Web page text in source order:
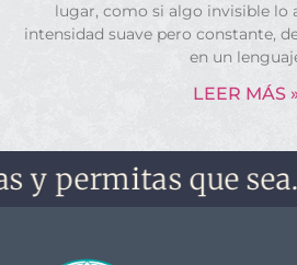
lugar, como si algo invisible lo
intensidad suave pero constante,
en un
LEER MÁS
que sea. No lo